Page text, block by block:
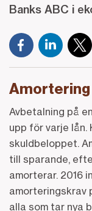
Banks ABC i
Amortering
Avbetalning på
upp för varje lån.
skuldbeloppet.
till sparande,
amorterar. 2016
amorteringskrav
alla som tar nya